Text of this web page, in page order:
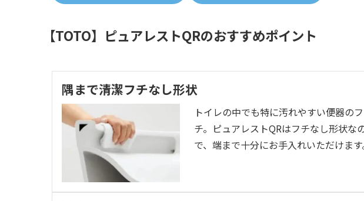
【TOTO】ピュアレストQRのおすすめポイント
隅まで清潔フチなし形状
トイレの中でも特に汚れやすい便器のフ
チ。ピュアレストQRはフチなし形状な
で、端まで十分にお手入れいただけます